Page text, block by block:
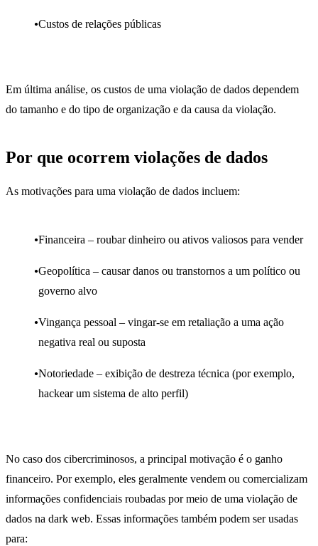
Custos de relações públicas
Em última análise, os custos de uma violação de dados dependem
do tamanho e do tipo de organização e da causa da violação.
Por que ocorrem violações de dados
As motivações para uma violação de dados incluem:
Financeira – roubar dinheiro ou ativos valiosos para vender
Geopolítica – causar danos ou transtornos a um político ou
governo alvo
Vingança pessoal – vingar-se em retaliação a uma ação
negativa real ou suposta
Notoriedade – exibição de destreza técnica (por exemplo,
hackear um sistema de alto perfil)
No caso dos cibercriminosos, a principal motivação é o ganho
financeiro. Por exemplo, eles geralmente vendem ou comercializam
informações confidenciais roubadas por meio de uma violação de
dados na dark web. Essas informações também podem ser usadas
para: